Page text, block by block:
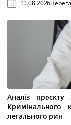
10.08.2026
Аналіз
Кримінального
легального рин